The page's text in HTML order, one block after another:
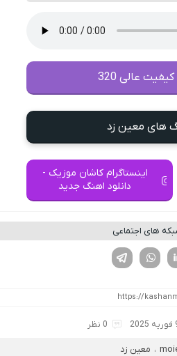
عالی 320
های معین زد
اینستاگرام کاشان موزیک -
دانلود اهنگ جدید
های اجتماعی
لینکدین تویتر
0 نظر
، معین زد